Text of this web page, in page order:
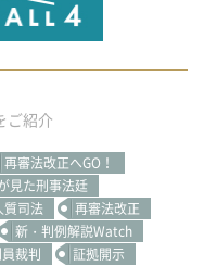
ご紹介
再審法改正へGO！
見た刑事法廷
質司法
再審法改正
新・判例解説Watch
裁判 証拠開示